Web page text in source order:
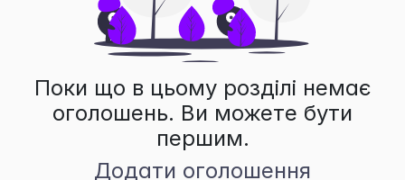
Поки що в цьому розділі немає
оголошень. Ви можете бути
першим.
Додати оголошення